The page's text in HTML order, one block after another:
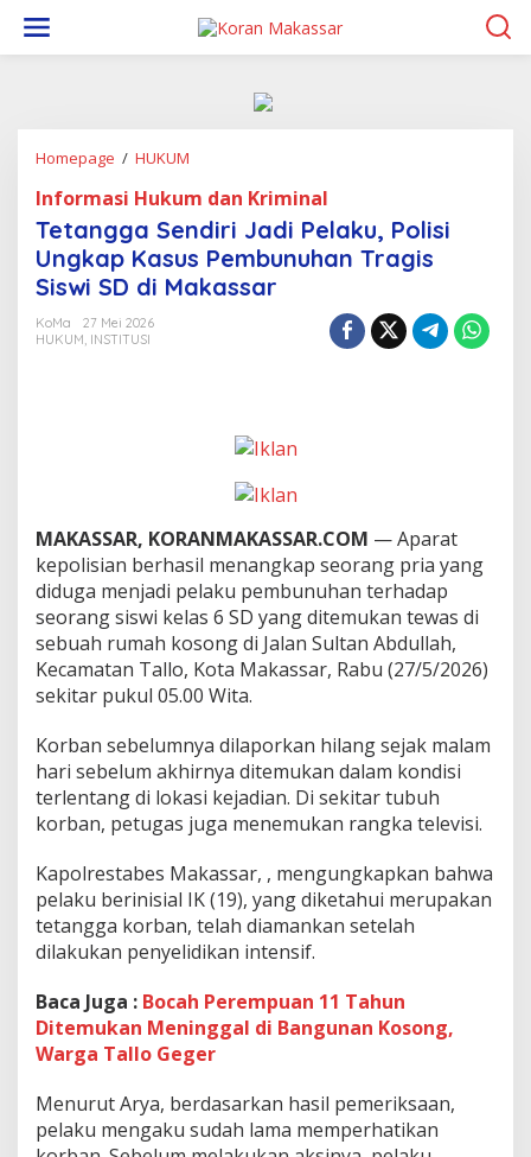
w
Homepage / HUKUM
t
a
n
g
g
i
P
e
a
k
u
,
l
i
s
i
U
g
k
a
p
a
s
u
s
e
b
Informasi Hukum dan Kriminal
Tetangga Sendiri Jadi Pelaku, Polisi
Ungkap Kasus Pembunuhan Tragis
Siswi SD di Makassar
KoMa
27 Mei 2026
HUKUM, INSTITUSI
MAKASSAR, KORANMAKASSAR.COM — Aparat
kepolisian berhasil menangkap seorang pria yang
diduga menjadi pelaku pembunuhan terhadap
seorang siswi kelas 6 SD yang ditemukan tewas di
sebuah rumah kosong di Jalan Sultan Abdullah,
Kecamatan Tallo, Kota Makassar, Rabu (27/5/2026)
sekitar pukul 05.00 Wita.
Korban sebelumnya dilaporkan hilang sejak malam
hari sebelum akhirnya ditemukan dalam kondisi
terlentang di lokasi kejadian. Di sekitar tubuh
korban, petugas juga menemukan rangka televisi.
Kapolrestabes Makassar, , mengungkapkan bahwa
pelaku berinisial IK (19), yang diketahui merupakan
tetangga korban, telah diamankan setelah
dilakukan penyelidikan intensif.
Baca Juga : Bocah Perempuan 11 Tahun
Ditemukan Meninggal di Bangunan Kosong,
Warga Tallo Geger
Menurut Arya, berdasarkan hasil pemeriksaan,
pelaku mengaku sudah lama memperhatikan